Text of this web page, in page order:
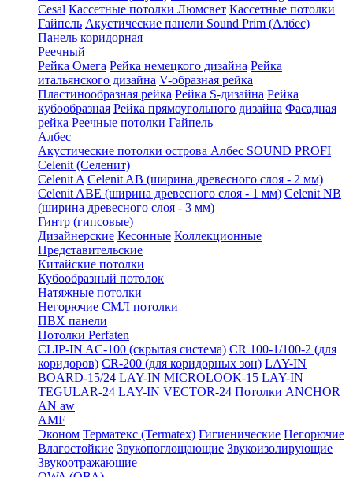
Cesal Кассетные потолки Люмсвет Кассетные потолки
Гайпель Акустические панели Sound Prim (Албес)
Панель коридорная
Реечный
Рейка Омега Рейка немецкого дизайна Рейка
итальянского дизайна V-образная рейка
Пластинообразная рейка Рейка S-дизайна Рейка
кубообразная Рейка прямоугольного дизайна Фасадная
рейка Реечные потолки Гайпель
Албес
Акустические потолки острова Албес SOUND PROFI
Celenit (Селенит)
Celenit A Celenit AB (ширина древесного слоя - 2 мм)
Celenit ABE (ширина древесного слоя - 1 мм) Celenit NB
(ширина древесного слоя - 3 мм)
Гинтр (гипсовые)
Дизайнерские Кесонные Коллекционные
Представительские
Китайские потолки
Кубообразный потолок
Натяжные потолки
Негорючие СМЛ потолки
ПВХ панели
Потолки Perfaten
CLIP-IN AC-100 (скрытая система) CR 100-1/100-2 (для
коридоров) CR-200 (для коридорных зон) LAY-IN
BOARD-15/24 LAY-IN MICROLOOK-15 LAY-IN
TEGULAR-24 LAY-IN VECTOR-24 Потолки ANCHOR
AN aw
AMF
Эконом Терматекс (Termatex) Гигиенические Негорючие
Влагостойкие Звукопоглощающие Звукоизолирующие
Звукоотражающие